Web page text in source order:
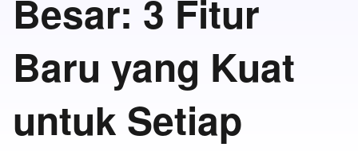
Besar: 3 Fitur
Baru yang Kuat
untuk Setiap